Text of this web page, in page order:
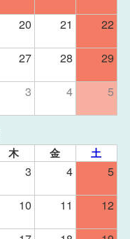
20 21
22
27 28
29
3 4 5
木 金 土
3 4
5
10 11
12